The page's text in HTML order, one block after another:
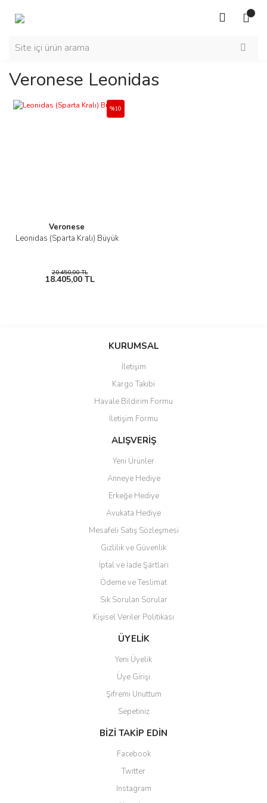
Veronese Leonidas
Veronese
Leonidas (Sparta Kralı) Büyük
%10
20.450,00 TL
18.405,00 TL
KURUMSAL
İletişim
Kargo Takibi
Havale Bildirim Formu
İletişim Formu
ALIŞVERİŞ
Yeni Ürünler
Anneye Hediye
Erkeğe Hediye
Avukata Hediye
Mesafeli Satış Sözleşmesi
Gizlilik ve Güvenlik
İptal ve İade Şartları
Ödeme ve Teslimat
Sık Sorulan Sorular
Kişisel Veriler Politikası
ÜYELİK
Yeni Üyelik
Üye Girişi
Şifremi Unuttum
Sepetiniz
BİZİ TAKİP EDİN
Facebook
Twitter
Instagram